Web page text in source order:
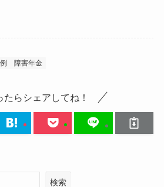
障害年金
たらシェアしてね！
検索